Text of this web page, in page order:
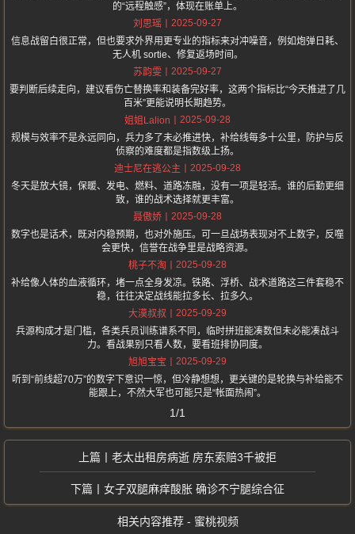
的“远程触感”，体现在账单上。
刘思瑶
2025-09-27
信息战留白很正常，但也要求外界用更专业的指标来对冲噪音，例如炮弹日耗、
无人机 sortie、修复返场时间。
苏韵雯
2025-09-27
要判断后续走向，建议看伤亡替换率和装备完好率，这两个指标比“今天推进了几
百米”更能说明长期趋势。
姐姐Lalion
2025-09-28
规模与效率不是永远同向，兵力多了未必推进快，补给线每多十公里，防护与反
侦察的难度都是指数级上扬。
迪士尼在逃公主
2025-09-28
冬天是放大镜，保暖、发电、燃料、道路冻融，没有一项是轻活。谁的后勤更细
致，谁的战术选择就更丰富。
聂傲娇
2025-09-28
数字也是话术，既对内稳预期，也对外施压。可一旦战场表现对不上数字，反噬
会更快，信誉在战争里是战略资源。
桃子不淘
2025-09-28
补给像人体的血液循环，堵一点全身发凉。铁路、浮桥、战术道路这三件套稳不
稳，往往决定战线能拉多长、拉多久。
大漠叔叔
2025-09-29
兵源构成才是门槛，各类兵员训练谱系不同，临时拼班能凑数但未必能凑战斗
力。看战果别只看人数，要看班排协同度。
旭旭宝宝
2025-09-29
听到“前线超70万”的数字下意识一惊，但冷静想想，更关键的是轮换与补给能不
能跟上，不然大军也可能只是“帐面热闹”。
1/1
老太出租房病逝 房东索赔3千被拒
女子双腿麻痒酸胀 确诊不宁腿综合征
相关内容推荐 - 蜜桃视频